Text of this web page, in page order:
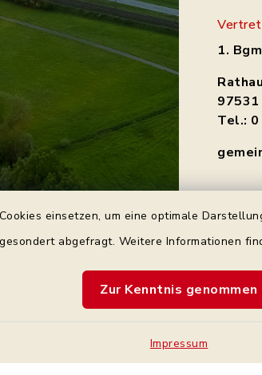
einsetzen, um eine optimale
abgefragt. Weitere Informationen
Zur Kenntnis genommen
Impressum
1.
Tel.: